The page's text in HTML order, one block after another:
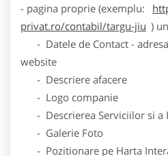
- pagina proprie (exemplu:
privat.ro/contabil/targu-jiu )
- Datele de Contact -
website
- Descriere afacere
- Logo companie
- Descrierea Serviciilor si a
- Galerie Foto
- Pozitionare pe Harta